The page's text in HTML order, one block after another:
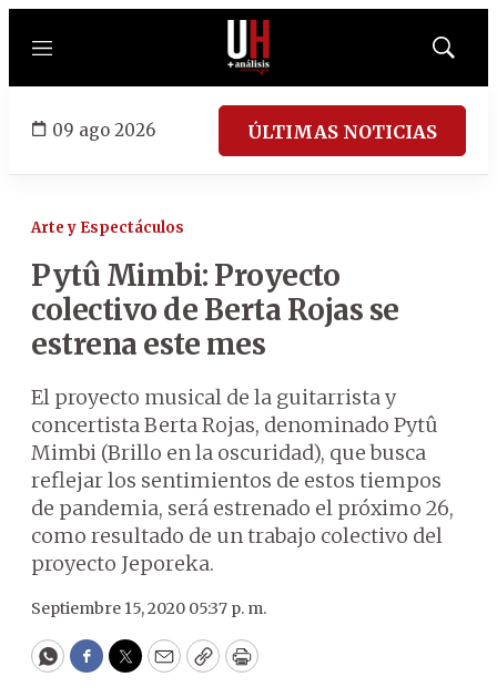
Menú
Mostrar
09 ago 2026 ÚLTIMAS NOTICIAS
Arte y Espectáculos
Pytû Mimbi: Proyecto
colectivo de Berta Rojas se
estrena este mes
El proyecto musical de la guitarrista y
concertista Berta Rojas, denominado Pytû
Mimbi (Brillo en la oscuridad), que busca
reflejar los sentimientos de estos tiempos
de pandemia, será estrenado el próximo 26,
como resultado de un trabajo colectivo del
proyecto Jeporeka.
Septiembre 15, 2020 05:37 p. m.
WhatsApp
Facebook
Twitter
EmailCopyPrint